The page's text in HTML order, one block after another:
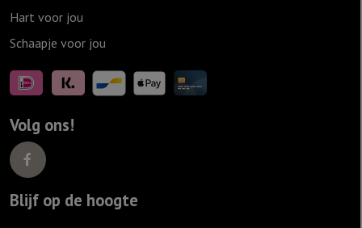
Hart voor jou
Schaapje voor jou
Volg ons!
Blijf op de hoogte